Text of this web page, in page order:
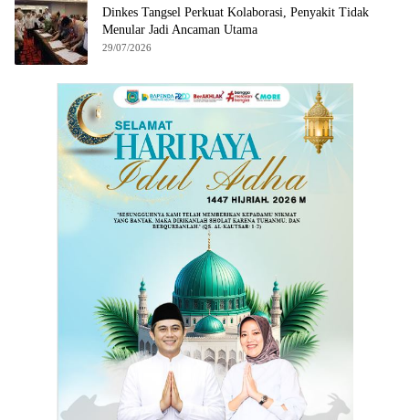
Dinkes Tangsel Perkuat Kolaborasi, Penyakit Tidak
Menular Jadi Ancaman Utama
29/07/2026